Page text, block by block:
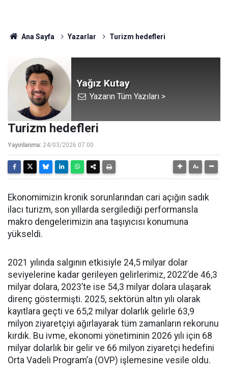
Ana Sayfa Yazarlar Turizm hedefleri
Yağız Kutay
Yazarın Tüm Yazıları >
Turizm hedefleri
Yayınlanma: 24/03/2026 07:00
Ekonomimizin kronik sorunlarından cari açığın sadık
ilacı turizm, son yıllarda sergilediği performansla
makro dengelerimizin ana taşıyıcısı konumuna
yükseldi.
2021 yılında salgının etkisiyle 24,5 milyar dolar
seviyelerine kadar gerileyen gelirlerimiz, 2022’de 46,3
milyar dolara, 2023’te ise 54,3 milyar dolara ulaşarak
direnç göstermişti. 2025, sektörün altın yılı olarak
kayıtlara geçti ve 65,2 milyar dolarlık gelirle 63,9
milyon ziyaretçiyi ağırlayarak tüm zamanların rekorunu
kırdık. Bu ivme, ekonomi yönetiminin 2026 yılı için 68
milyar dolarlık bir gelir ve 66 milyon ziyaretçi hedefini
Orta Vadeli Program’a (OVP) işlemesine vesile oldu.